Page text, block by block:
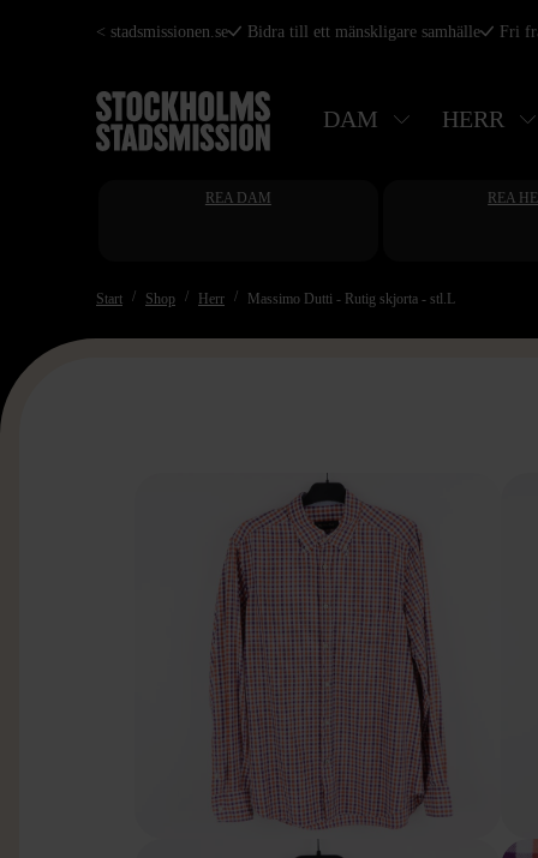
Hoppa
huvudinnehåll
< stadsmissionen.se Bidra till ett mänskligare samhälle Fri
DAM HERR
REA DAM REA
Start Shop Herr Massimo Dutti - Rutig skjorta - stl.L